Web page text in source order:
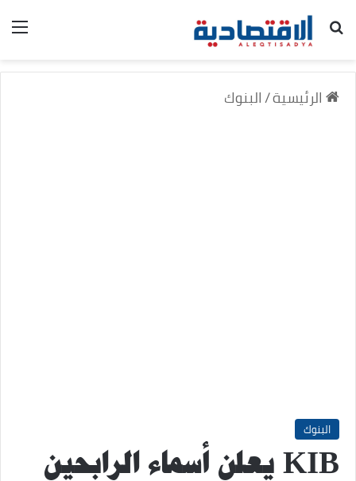
بحث عن
الرئيسية/البنوك
البنوك
KIB يعلن أسماء الرابحين